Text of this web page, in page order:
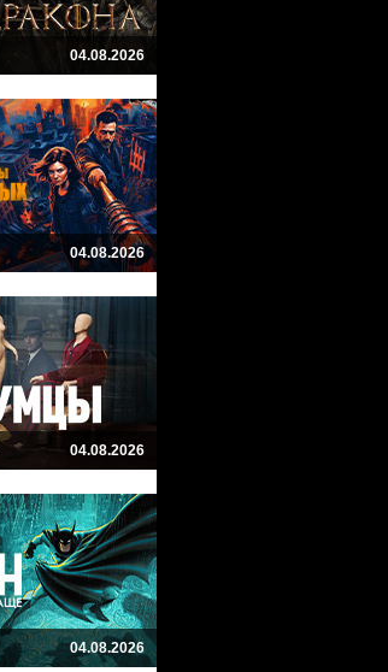
04.08.2026
04.08.2026
04.08.2026
04.08.2026